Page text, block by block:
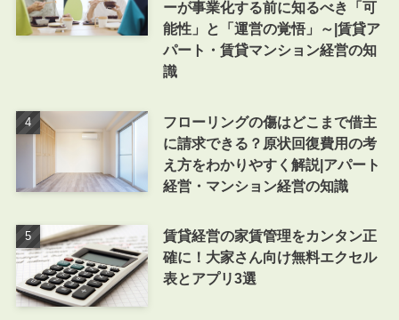
ーが事業化する前に知るべき「可
能性」と「運営の覚悟」～|賃貸ア
パート・賃貸マンション経営の知
識
フローリングの傷はどこまで借主
に請求できる？原状回復費用の考
え方をわかりやすく解説|アパート
経営・マンション経営の知識
賃貸経営の家賃管理をカンタン正
確に！大家さん向け無料エクセル
表とアプリ3選